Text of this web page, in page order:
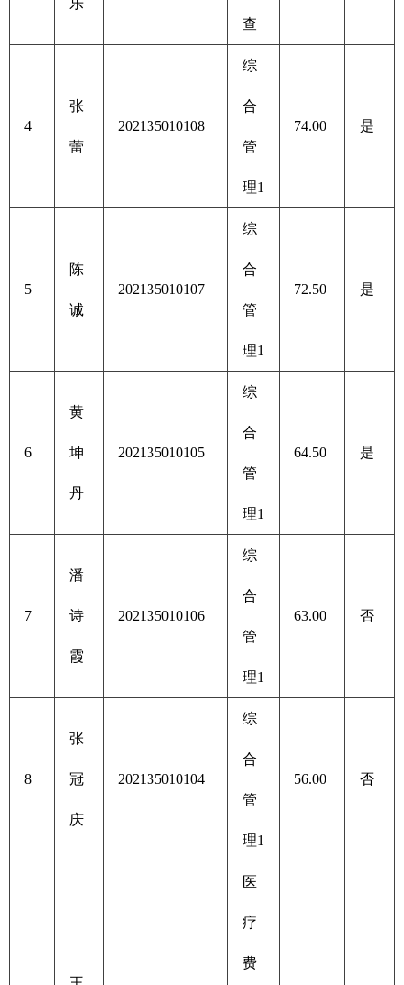
乐
查
4
张
蕾
202135010108
综
合
管
理1
74.00 是
5
陈
诚
202135010107
综
合
管
理1
72.50 是
6
黄
坤
丹
202135010105
综
合
管
理1
64.50 是
7
潘
诗
霞
202135010106
综
合
管
理1
63.00 否
8
张
冠
庆
202135010104
综
合
管
理1
56.00 否
医
疗
费